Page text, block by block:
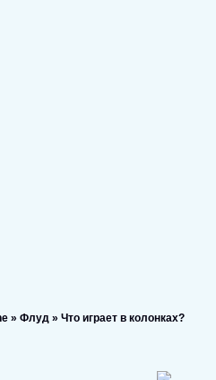
»Флуд »Что играет в колонках?